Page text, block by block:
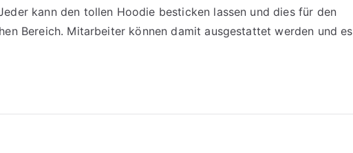
kann den tollen Hoodie besticken lassen und dies für den
Bereich. Mitarbeiter können damit ausgestattet werden und es